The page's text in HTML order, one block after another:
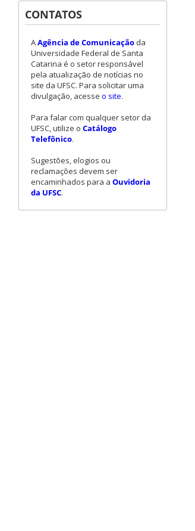
CONTATOS
AAgência de Comunicação da
Universidade Federal de Santa
Catarina é o setor responsável
pela atualização de notícias no
site da UFSC. Para solicitar uma
divulgação, acesse o site.
Para falar com qualquer setor da
UFSC, utilize o Catálogo
Telefônico.
Sugestões, elogios ou
reclamações devem ser
encaminhados para a Ouvidoria
da UFSC.